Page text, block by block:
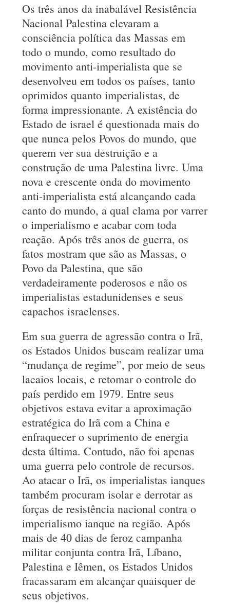
Os três anos da inabalável Resistência
Nacional Palestina elevaram a
consciência política das Massas em
todo o mundo, como resultado do
movimento anti-imperialista que se
desenvolveu em todos os países, tanto
oprimidos quanto imperialistas, de
forma impressionante. A existência do
Estado de israel é questionada mais do
que nunca pelos Povos do mundo, que
querem ver sua destruição e a
construção de uma Palestina livre. Uma
nova e crescente onda do movimento
anti-imperialista está alcançando cada
canto do mundo, a qual clama por varrer
o imperialismo e acabar com toda
reação. Após três anos de guerra, os
fatos mostram que são as Massas, o
Povo da Palestina, que são
verdadeiramente poderosos e não os
imperialistas estadunidenses e seus
capachos israelenses.
Em sua guerra de agressão contra o Irã,
os Estados Unidos buscam realizar uma
“mudança de regime”, por meio de seus
lacaios locais, e retomar o controle do
país perdido em 1979. Entre seus
objetivos estava evitar a aproximação
estratégica do Irã com a China e
enfraquecer o suprimento de energia
desta última. Contudo, não foi apenas
uma guerra pelo controle de recursos.
Ao atacar o Irã, os imperialistas ianques
também procuram isolar e derrotar as
forças de resistência nacional contra o
imperialismo ianque na região. Após
mais de 40 dias de feroz campanha
militar conjunta contra Irã, Líbano,
Palestina e Iêmen, os Estados Unidos
fracassaram em alcançar quaisquer de
seus objetivos.